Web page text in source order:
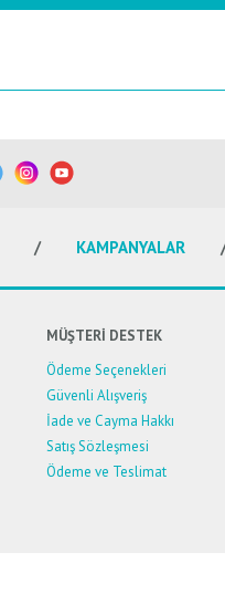
KAMPANYALAR
MÜŞTERİ DESTEK
Ödeme Seçenekleri
Güvenli Alışveriş
İade ve Cayma Hakkı
Satış Sözleşmesi
Ödeme ve Teslimat